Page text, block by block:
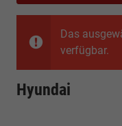
Das
verfügbar.
Hyundai